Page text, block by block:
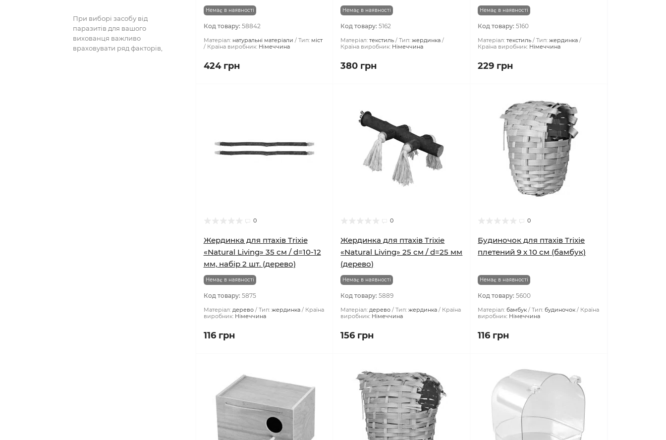
При виборі засобу від
паразитів для вашого
вихованця важливо
враховувати ряд факторів,
Немає в наявності
Код товару: 58842
Матеріал: натуральні матеріали Тип: міст
Країна виробник: Німеччина
424 грн
Немає в наявності
Код товару:5162
Матеріал: текстиль Тип: жердинка
Країна виробник: Німеччина
380 грн
Немає в наявності
Код товару:5160
Матеріал: текстиль Тип: жердинка
Країна виробник: Німеччина
229 грн
0
Жердинка для птахів Trixie
«Natural Living» 35 см / d=10-12
мм, набір 2 шт. (дерево)
Немає в наявності
Код товару: 5875
Матеріал: дерево Тип: жердинка
Країна
виробник: Німеччина
116 грн
0
Жердинка для птахів Trixie
«Natural Living» 25 см / d=25 мм
(дерево)
Немає в наявності
Код товару:5889
Матеріал: дерево Тип: жердинка
Країна
виробник: Німеччина
156 грн
0
Будиночок для птахів Trixie
плетений 9 x 10 см (бамбук)
Немає в наявності
Код товару:5600
Матеріал: бамбук Тип: будиночок
Країна
виробник: Німеччина
116 грн